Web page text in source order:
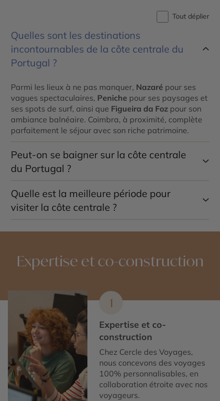
Tout déplier
Quelles sont les destinations
incontournables de la côte centrale du
Portugal ?
Parmi les lieux à ne pas manquer, Nazaré pour ses
vagues spectaculaires, Peniche pour ses paysages et
ses spots de surf, ainsi que Figueira da Foz pour son
ambiance balnéaire. Coimbra, à proximité, complète
parfaitement le séjour avec son riche patrimoine.
Peut-on se baigner sur la côte centrale
du Portugal ?
Oui, les plages sont nombreuses et souvent très
belles, mais l’océan Atlantique reste frais et parfois
agité. Certaines plages surveillées sont
Quelle est la meilleure période pour
visiter la côte centrale ?
La période de mai à septembre est idéale pour
agréables, avec moins de fréquentation et des
Expertise et co-construction
1
Expertise et co-
construction
Chez Cercle des Voyages,
nous concevons des voyages
100% personnalisables, en
collaboration étroite avec nos
voyageurs.